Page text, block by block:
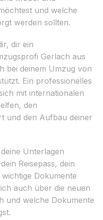
und welche
werden sollten.
dir ein
Gerlach aus
bei deinem Umzug von
Ein professionelles
mit internationalen
den
und den Aufbau deiner
Unterlagen
Reisepass, dein
Dokumente
auch über die neuen
und welche Dokumente